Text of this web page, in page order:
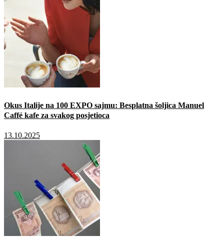
Okus Italije na 100 EXPO sajmu: Besplatna šoljica Manuel
Caffé kafe za svakog posjetioca
13.10.2025